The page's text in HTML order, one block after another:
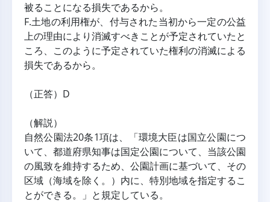
被ることになる損失であるから。
F.土地の利用権が、付与された当初から一定の公益
上の理由により消滅すべきことが予定されていたと
ころ、このように予定されていた権利の消滅による
損失であるから。
（正答）D
（解説）
自然公園法20条1項は、「環境大臣は国立公園につ
いて、都道府県知事は国定公園について、当該公園
の風致を維持するため、公園計画に基づいて、その
区域（海域を除く。）内に、特別地域を指定するこ
とができる。」と規定している。